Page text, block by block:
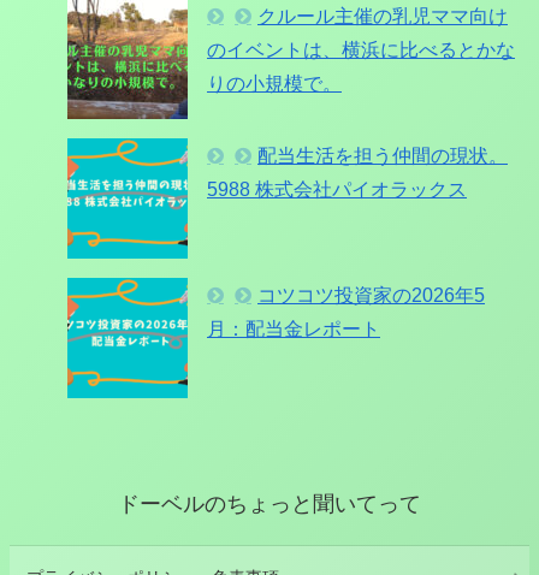
クルール主催の乳児ママ向け
のイベントは、横浜に比べるとかな
りの小規模で。
配当生活を担う仲間の現状。
5988 株式会社パイオラックス
コツコツ投資家の2026年5
月：配当金レポート
ドーベルのちょっと聞いてって